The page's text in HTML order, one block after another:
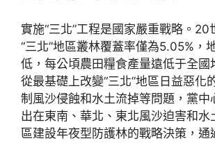
實施“三北”工程是國家嚴重戰略。20
“三北”地區叢林覆蓋率僅為5.05%，
低，每公頃農田糧食產量遠低于全國
從最基礎上改變“三北”地區日益惡化
制風沙侵蝕和水土流掉等問題，黨中
出在東南、華北、東北風沙迫害和水
區建設年夜型防護林的戰略決策，通